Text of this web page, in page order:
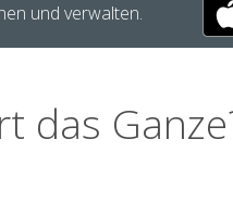
und verwalten.
das